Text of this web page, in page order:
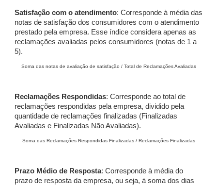
Satisfação com o atendimento: Corresponde à média das
notas de satisfação dos consumidores com o atendimento
prestado pela empresa. Esse índice considera apenas as
reclamações avaliadas pelos consumidores (notas de 1 a
5).
Soma das notas de avaliação de satisfação / Total de Reclamações Avaliadas
Reclamações Respondidas: Corresponde ao total de
reclamações respondidas pela empresa, dividido pela
quantidade de reclamações finalizadas (Finalizadas
Avaliadas e Finalizadas Não Avaliadas).
Soma das Reclamações Respondidas Finalizadas / Reclamações Finalizadas
Prazo Médio de Resposta: Corresponde à média do
prazo de resposta da empresa, ou seja, à soma dos dias